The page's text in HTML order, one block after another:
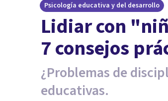
Psicología educativa y del desarrollo
​Lidiar con
7 consejos
¿Problemas de
educativas.